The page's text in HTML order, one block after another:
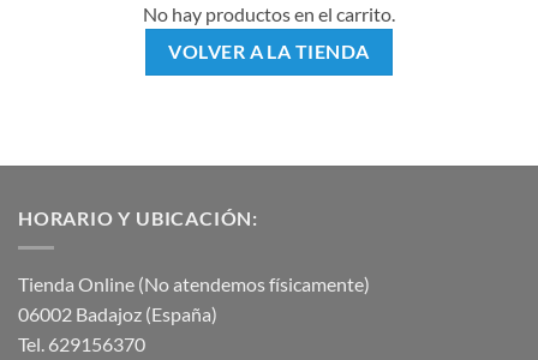
No hay productos en el carrito.
VOLVER A LA TIENDA
HORARIO Y UBICACIÓN:
Tienda Online (No atendemos físicamente)
06002 Badajoz (España)
Tel. 629156370